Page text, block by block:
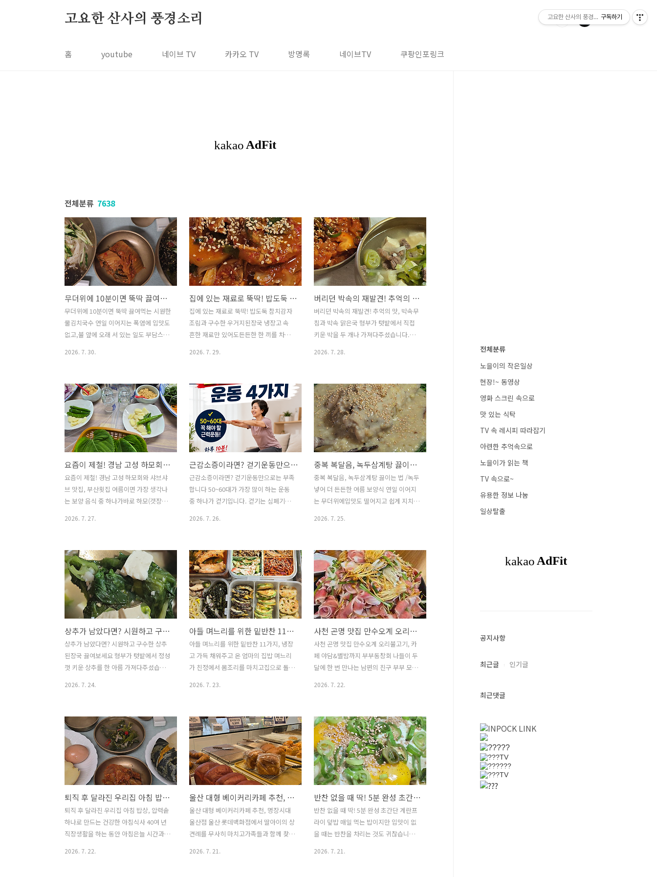
고요한 산사의 풍경소리
홈 youtube 네이브 TV 카카오 TV 방명록 네이브TV 쿠팡인포링크
전체분류 7638
무더위에 10분이면 뚝딱 끓여먹는 시원한 물김치국수
무더위에 10분이면 뚝딱 끓여먹는 시원한
물김치국수 연일 이어지는 폭염에 입맛도
없고,불 앞에 오래 서 있는 일도 부담스러
시원한 국물에 쫄깃한 국수를 말아 먹으
면더위도 잠시 잊게 되는 여름 별미입니
다.오늘은 집에 있는 재료로 간단하게 만
들어 먹은물김치국수(Water Kimchi
Noodles)를 소개합니다. ※물김치국수
(Water Kimchi Noodles)▶ 재료
(Ingredients)국수 2인분 (Somyeon
Noodles 2 servings)물김치 4컵 정도
(Water Kimchi 4 cups)오이 1/2개
(Cucumber 1/2)계란 1개 (Egg 1)김가루
(Sea..
2026. 7. 30.
집에 있는 재료로 뚝딱! 밥도둑 참치감자조림과 구수한 우거지된장국
집에 있는 재료로 뚝딱! 밥도둑 참치감자
조림과 구수한 우거지된장국 냉장고 속
흔한 재료만 있어도든든한 한 끼를 차릴
하게 졸여낸 감자조림과 구수한 된장국의
조합은입맛 없을 때도 밥 한 그릇을 금세
비우게 만드는 최고의 집밥입니다. 1.참치
감자조림(Tuna Braised Potatoes)▶
재료감자 2개(Potatoes 2)참치캔 1개
(Canned tuna 1 can)양파 1/2개(1/2
Onion)대파 1/2대(1/2 Green onion)동
전육수 1개(1 Coin broth cube)물 3컵(3
cups Water)마늘 1숟가락(1 tbsp
Minced garlic)간장 2숟가락(..
2026. 7. 29.
버리던 박속의 재발견! 추억의 맛, 박속무침과 박속 맑은국
버리던 박속의 재발견! 추억의 맛, 박속무
침과 박속 맑은국 형부가 텃밭에서 직접
키운 박을 두 개나 가져다주셨습니다.한
무침이 생각난다."고 하더군요.요즘은 대
부분 버리는 박속이지만, 예전에는 훌륭
한 반찬과 국 재료였습니다.오랜만에 추
억을 떠올리며 박속무침과시원한 박속 맑
은국을 만들어 보았습니다. ※박손질과
박고지 만드는 법▶ 재료 : 박 2개(Bottle
gourds 2)▶ 만드는 순서① 박은 1/2로
잘라 속을 파낸다.(Cut the bottle
gourd in half and scoop out the
inside.)② 박속에 있는 씨를 빼낸 후 볼
에 담아둔다.(Remov..
2026. 7. 28.
요즘이 제철! 경남 고성 하모회와 샤브샤브 맛집, 부산횟집
요즘이 제철! 경남 고성 하모회와 샤브샤
브 맛집, 부산횟집 여름이면 가장 생각나
는 보양 음식 중 하나가바로 하모(갯장어)
습니다.요즘이 가장 맛있는 제철이라 싱
싱한 하모회와꽃처럼 활짝 피어나는 하모
샤브샤브를 마음껏 즐기고 왔습니다. ▲
참장어 원조 포교마을2026.07.19.시댁 3
형제 부부 6명▲ 시원한 바다와 정박중인
배들 ▲ 부산횟집 부산횟집 경남 고성군
삼산면 두포1길 145 ※경남 고성 부산횟
집📍 경남 고성군 삼산면 두포1길 145영
업시간 : 오전 11:00 ~ 오후 8:00전화 :
055-672-2354주차 가능예약 추천참장어
원조 포교마을에 위치한 부산횟집은 여..
2026. 7. 27.
근감소증이라면? 걷기운동만으로는 부족합니다
근감소증이라면? 걷기운동만으로는 부족
합니다 50~60대가 가장 많이 하는 운동
중 하나가 걷기입니다. 걷기는 심폐기능
는 부족할 수 있습니다. ※왜 걷기만으로
는 근감소증을 막기 어려울까?우리 몸의
근육은 크게 지근과 속근으로 나뉩니다.
지근 : 지구력 담당속근 : 힘과 순발력 담
당걷기 운동은 주로 지근을 발달시키는
유산소 운동입니다. 반면 나이가 들수록
빠르게 감소하는 근육은 속근입니다.속근
이 줄어들면 계단 오르기, 의자에서 일어
나기, 균형 잡기 등이 어려워지고 낙상 위
험도 높아집니다.따라서 근감소증을 예방
하려면 속근을 키우는 근력운동이 반드시
2026. 7. 26.
중복 복달음, 녹두삼계탕 끓이는 법 /녹두 넣어 더 든든한 여름 보양식
중복 복달음, 녹두삼계탕 끓이는 법 /녹두
넣어 더 든든한 여름 보양식 연일 이어지
는 무더위에입맛도 떨어지고 쉽게 지치는
담백하고든든한 녹두삼계탕을 끓여보았
습니다.압력솥을 이용하면 닭고기는 부드
럽고국물은 진하면서도 깔끔하게 완성됩
니다. ※녹두삼계탕 레시피▶ 재료닭 1마
리(소) (1 small whole chicken)찹쌀 2/3
컵 (2/3 cup glutinous rice)녹두 1/2컵
(1/2 cup mung beans)수삼 2뿌리 (2
fresh ginseng roots)청경채 1봉 (1
pack bok choy)물 4컵 (4 cups water)
마늘 한 줌 (1 handful ga..
2026. 7. 25.
상추가 남았다면? 시원하고 구수한 상추된장국 끓여보세요
상추가 남았다면? 시원하고 구수한 상추
된장국 끓여보세요 형부가 텃밭에서 정성
껏 키운 상추를 한 아름 가져다주셨습니
구수한 된장이 어우러져속을 편안하게 해
주는 여름 별미 국물요리,오늘은 상추된
장국을 소개합니다. ※상추된장국▶ 재
료상추 100g (Lettuce 100g)두부 1모 (1
block of tofu)쌀뜨물 4컵 (4 cups rice-
rinsing water)된장 1숟가락 (1
tablespoon soybean paste)동전육수
1개 (1 coin broth tablet)대파 1/2대
(1/2 green onion)소금 약간 (A little
salt)▶ 만드는 순서㉠ 두부와..
2026. 7. 24.
아들 며느리를 위한 밑반찬 11가지, 냉장고 가득 채워주고 온 엄마의 집밥
아들 며느리를 위한 밑반찬 11가지, 냉장
고 가득 채워주고 온 엄마의 집밥 며느리
가 친정에서 몸조리를 마치고집으로 돌아
기쁨도 컸지만,아이를 돌보느라 제대로
끼니를 챙기지 못할며느리가 더 마음에
걸렸습니다.며칠은 편하게 식사했으면 하
는 마음으로냉장고를 든든하게 채워 줄
밑반찬을 만들었습니다.오래 두고 먹을
수 있는 반찬부터 따뜻한 집밥 메뉴까지
정성껏 준비한 반찬을 소개합니다. 1.깻잎
지▶ 재료깻잎 50장(50 perilla leaves)
양파 2개(2 onions)멸치액젓 3숟가락(3
tbsp anchovy fish sauce)진간장 2/3
컵(2/3 cup soy sauce)고춧가루 3숟가..
2026. 7. 23.
사천 곤명 맛집 만수오계 오리불고기, 카페 야담&별밤까지 부부동창회 나들이
사천 곤명 맛집 만수오계 오리불고기, 카
페 야담&별밤까지 부부동창회 나들이 두
달에 한 번 만나는 남편의 친구 부부 모임
수오계 본점에서맛있는 오리불고기를 먹
고,바로 근처 카페 야담&별밤에서 시원한
음료와 팥빙수를 즐기며여유로운 시간을
보내고 왔습니다. 만수 오계 본점 경남 사
천시 곤명면 곤수로 32 ※만수오계 본점
📍 경남 사천시 곤명면 곤수로 32모임 장
소는 사천 곤명에 위치한 만수오계 본점
입니다.넓은 주차장과 단체석이 잘 마련
되어 있어 가족모임이나 단체모임 장소로
도 좋았습니다. ▲ 메뉴판 ▲ 셀프코너※
다양한 셀프코너셀프코너에는 부족한 반
2026. 7. 22.
퇴직 후 달라진 우리집 아침 밥상, 압력솥 하나로 만드는 건강한 아침식사
퇴직 후 달라진 우리집 아침 밥상, 압력솥
하나로 만드는 건강한 아침식사 40여 년
직장생활을 하는 동안 아침은늘 시간과의
2026. 7. 22.
울산 대형 베이커리카페 추천, 명장시대 울산점
울산 대형 베이커리카페 추천, 명장시대
울산점 울산 롯데백화점에서 딸아이의 상
견례를 무사히 마치고가족들과 함께 찾은
2026. 7. 21.
반찬 없을 때 딱! 5분 완성 초간단 계란프라이 덮밥
반찬 없을 때 딱! 5분 완성 초간단 계란프
라이 덮밥 매일 먹는 밥이지만 입맛이 없
을 때는 반찬을 차리는 것도 귀찮습니다.
2026. 7. 21.
전체분류
노을이의 작은일상
현장!~ 동영상
영화 스크린 속으로
맛 있는 식탁
TV 속 레시피 따라잡기
아련한 추억속으로
노을이가 읽는 책
TV 속으로~
유용한 정보 나눔
일상탈출
공지사항
최근글 인기글
최근댓글
고요한 산사의 풍경소리구독하기